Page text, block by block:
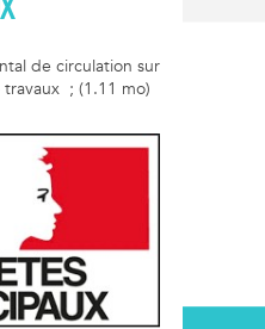
de circulation sur
travaux ; (1.11 mo)